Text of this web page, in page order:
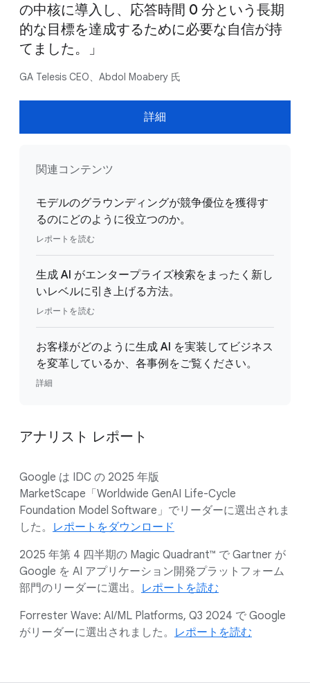
の中核に導入し、応答時間 0 分という長期
的な目標を達成するために必要な自信が持
てました。」
GA Telesis CEO、Abdol Moabery 氏
詳細
関連コンテンツ
モデルのグラウンディングが競争優位を獲得す
るのにどのように役立つのか。
レポートを読む
生成 AI がエンタープライズ検索をまったく新し
いレベルに引き上げる方法。
レポートを読む
お客様がどのように生成 AI を実装してビジネス
を変革しているか、各事例をご覧ください。
詳細
アナリスト レポート
Google は IDC の 2025 年版
MarketScape「Worldwide GenAI Life-Cycle
Foundation Model Software」でリーダーに選出されま
した。 レポートをダウンロード
2025 年第 4 四半期の Magic Quadrant™ で Gartner が
Google を AI アプリケーション開発プラットフォーム
部門のリーダーに選出。 レポートを読む
Forrester Wave: AI/ML Platforms, Q3 2024 で Google
がリーダーに選出されました。 レポートを読む